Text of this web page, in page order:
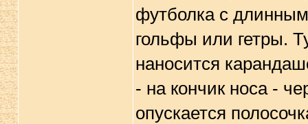
футболка с
гольфы или гетры.
наносится
- на кончик носа -
опускается